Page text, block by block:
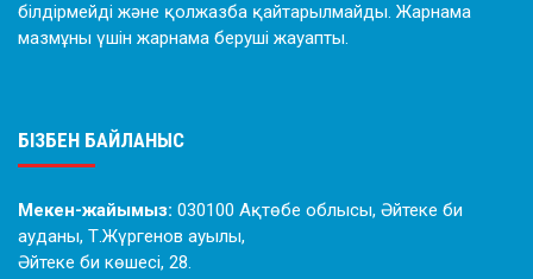
білдірмейді және қолжазба қайтарылмайды. Жарнама
мазмұны үшін жарнама беруші жауапты.
БІЗБЕН БАЙЛАНЫС
Мекен-жайымыз: 030100 Ақтөбе облысы, Әйтеке би
ауданы, Т.Жүргенов ауылы,
Әйтеке би көшесі, 28.